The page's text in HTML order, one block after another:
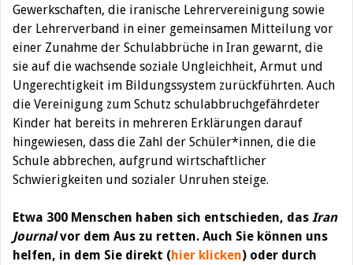
Gewerkschaften, die iranische Lehrervereinigung sowie
der Lehrerverband in einer gemeinsamen Mitteilung vor
einer Zunahme der Schulabbrüche in Iran gewarnt, die
sie auf die wachsende soziale Ungleichheit, Armut und
Ungerechtigkeit im Bildungssystem zurückführten. Auch
die Vereinigung zum Schutz schulabbruchgefährdeter
Kinder hat bereits in mehreren Erklärungen darauf
hingewiesen, dass die Zahl der Schüler*innen, die die
Schule abbrechen, aufgrund wirtschaftlicher
Schwierigkeiten und sozialer Unruhen steige.
Etwa 300 Menschen haben sich entschieden, das Iran
Journalvor dem Aus zu retten. Auch Sie können uns
helfen, in dem Sie direkt (hier klicken) oder durch